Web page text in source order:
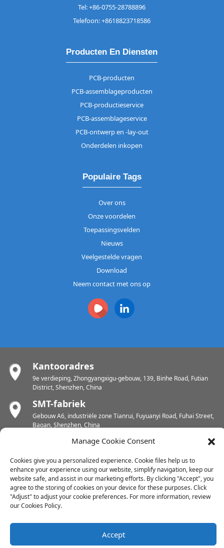
Tel: +86-0755-28788896
Telefoon: +8618823718586
Producten En Diensten
PCB-producten
PCB-assemblageproducten
PCB-productieservice
PCB-assemblageservice
PCB-ontwerp en -lay-out
Onderdelen inkopen
Populaire Tags
Over ons
Onze voordelen
Toepassingsvelden
Nieuws
Veelgestelde vragen
Download
Neem contact met ons op
Kantooradres
9e verdieping, Zhongyangxigu-gebouw, 139, Binhe Road, Futian
District, Shenzhen, China
SMT-fabriek
Gebouw A6, industriële zone Tianrui, Fuyuanyi Road, Fuhai Street,
Baoan, Shenzhen, China
PCB-fabriek
Jiangsu, China
PCB-fabriek
Industriegebied Dongjiang, Oost-Shuikou, district Huicheng,
Huizhou, China
Copyright © 2024 Alle rechten voorbehouden
Manage Cookie Consent
Cookies give you a personalized experience. Cookie files help us to
enhance your experience using our website, simplify navigation, keep our
website safe, and assist in our marketing efforts. By clicking "Accept", you
agree to the storing of cookies on your device for these purposes. Click
"Adjust" to adjust your cookie preferences. For more information, review
our Cookies Policy.
Accept